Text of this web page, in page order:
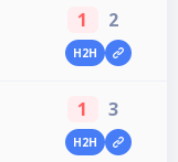
1 2
H2H
1 3
H2H